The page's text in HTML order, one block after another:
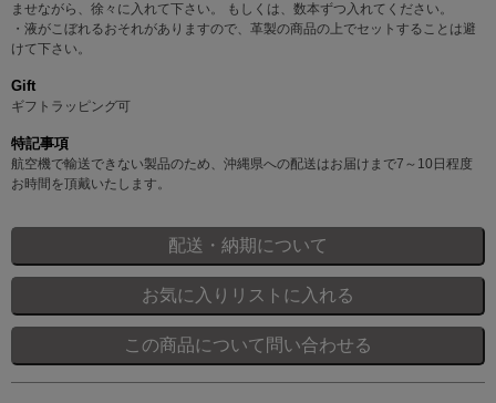
ませながら、徐々に入れて下さい。 もしくは、数本ずつ入れてください。
・液がこぼれるおそれがありますので、革製の商品の上でセットすることは避
けて下さい。
Gift
ギフトラッピング可
特記事項
航空機で輸送できない製品のため、沖縄県への配送はお届けまで7～10日程度
お時間を頂戴いたします。